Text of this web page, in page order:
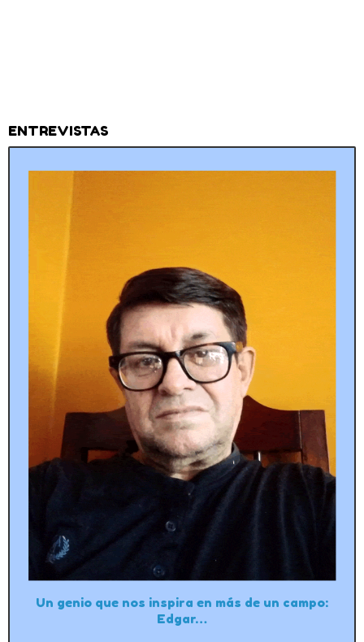
ENTREVISTAS
Un genio que nos inspira en más de un campo:
Edgar…